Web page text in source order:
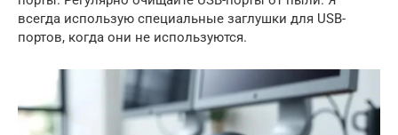
всегда использую специальные заглушки для USB-
портов, когда они не используются.